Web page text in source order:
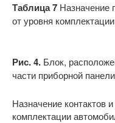
Таблица 7 Назначение
от уровня
Рис. 4. Блок,
части приборной панели
Назначение контактов
комплектации